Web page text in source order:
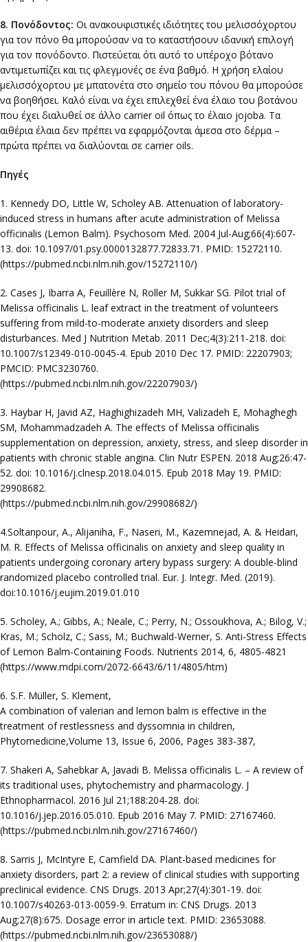
8. Πονόδοντος: Οι ανακουφιστικές ιδιότητες του μελισσόχορτου
για τον πόνο θα μπορούσαν να το καταστήσουν ιδανική επιλογή
για τον πονόδοντο. Πιστεύεται ότι αυτό το υπέροχο βότανο
αντιμετωπίζει και τις φλεγμονές σε ένα βαθμό. Η χρήση ελαίου
μελισσόχορτου με μπατονέτα στο σημείο του πόνου θα μπορούσε
να βοηθήσει. Καλό είναι να έχει επιλεχθεί ένα έλαιο του βοτάνου
που έχει διαλυθεί σε άλλο carrier oil όπως το έλαιο jojoba. Τα
αιθέρια έλαια δεν πρέπει να εφαρμόζονται άμεσα στο δέρμα –
πρώτα πρέπει να διαλύονται σε carrier oils.
Πηγές
1. Kennedy DO, Little W, Scholey AB. Attenuation of laboratory-
induced stress in humans after acute administration of Melissa
officinalis (Lemon Balm). Psychosom Med. 2004 Jul-Aug;66(4):607-
13. doi: 10.1097/01.psy.0000132877.72833.71. PMID: 15272110.
(https://pubmed.ncbi.nlm.nih.gov/15272110/)
2. Cases J, Ibarra A, Feuillère N, Roller M, Sukkar SG. Pilot trial of
Melissa officinalis L. leaf extract in the treatment of volunteers
suffering from mild-to-moderate anxiety disorders and sleep
disturbances. Med J Nutrition Metab. 2011 Dec;4(3):211-218. doi:
10.1007/s12349-010-0045-4. Epub 2010 Dec 17. PMID: 22207903;
PMCID: PMC3230760.
(https://pubmed.ncbi.nlm.nih.gov/22207903/)
3. Haybar H, Javid AZ, Haghighizadeh MH, Valizadeh E, Mohaghegh
SM, Mohammadzadeh A. The effects of Melissa officinalis
supplementation on depression, anxiety, stress, and sleep disorder in
patients with chronic stable angina. Clin Nutr ESPEN. 2018 Aug;26:47-
52. doi: 10.1016/j.clnesp.2018.04.015. Epub 2018 May 19. PMID:
29908682.
(https://pubmed.ncbi.nlm.nih.gov/29908682/)
4.Soltanpour, A., Alijaniha, F., Naseri, M., Kazemnejad, A. & Heidari,
M. R. Effects of Melissa officinalis on anxiety and sleep quality in
patients undergoing coronary artery bypass surgery: A double-blind
randomized placebo controlled trial. Eur. J. Integr. Med. (2019).
doi:10.1016/j.eujim.2019.01.010
5. Scholey, A.; Gibbs, A.; Neale, C.; Perry, N.; Ossoukhova, A.; Bilog, V.;
Kras, M.; Scholz, C.; Sass, M.; Buchwald-Werner, S. Anti-Stress Effects
of Lemon Balm-Containing Foods. Nutrients 2014, 6, 4805-4821
(https://www.mdpi.com/2072-6643/6/11/4805/htm)
6. S.F. Müller, S. Klement,
A combination of valerian and lemon balm is effective in the
treatment of restlessness and dyssomnia in children,
Phytomedicine,Volume 13, Issue 6, 2006, Pages 383-387,
7. Shakeri A, Sahebkar A, Javadi B. Melissa officinalis L. – A review of
its traditional uses, phytochemistry and pharmacology. J
Ethnopharmacol. 2016 Jul 21;188:204-28. doi:
10.1016/j.jep.2016.05.010. Epub 2016 May 7. PMID: 27167460.
(https://pubmed.ncbi.nlm.nih.gov/27167460/)
8. Sarris J, McIntyre E, Camfield DA. Plant-based medicines for
anxiety disorders, part 2: a review of clinical studies with supporting
preclinical evidence. CNS Drugs. 2013 Apr;27(4):301-19. doi:
10.1007/s40263-013-0059-9. Erratum in: CNS Drugs. 2013
Aug;27(8):675. Dosage error in article text. PMID: 23653088.
(https://pubmed.ncbi.nlm.nih.gov/23653088/)